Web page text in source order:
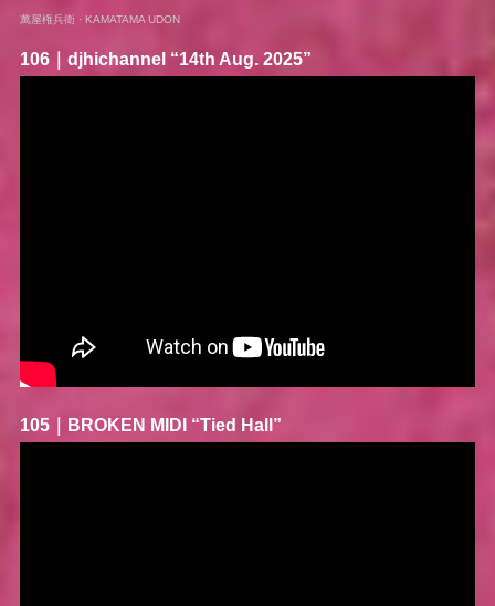
萬屋権兵衛· KAMATAMA UDON
106｜ djhichannel“14th Aug. 2025”
105｜ BROKEN MIDI“Tied Hall”